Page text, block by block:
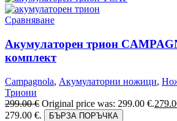
Сравняване
Акумулаторен трион
комплект
Campagnola, Акумулаторни ножици,
Триони
299.00€ Original price was: 299.00 €.
279.00 €.
БЪРЗА ПОРЪЧКА